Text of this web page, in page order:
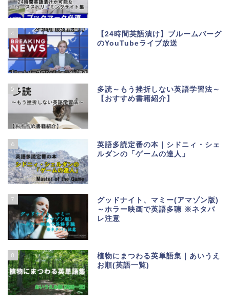
4
【24時間英語漬け】ブルームバーグ
のYouTubeライブ放送
5
多読～もう挫折しない英語学習法～
【おすすめ書籍紹介】
6
英語多読定番の本｜シドニィ・シェ
ルダンの「ゲームの達人」
7
グッドナイト、マミー(アマゾン版)
～ホラー映画で英語多聴 ※ネタバ
レ注意
8
植物にまつわる英単語集｜あいうえ
お順(英語一覧)